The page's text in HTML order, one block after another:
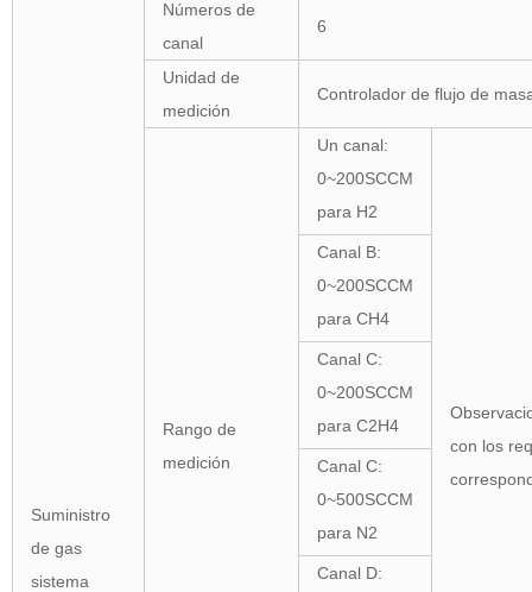
Suministro
de gas
sistema
Números de
canal
6
Unidad de
medición
Controlador de flujo de
Rango de
medición
Un canal:
0~200SCCM
para H2
con los
Canal B:
0~200SCCM
para CH4
Canal C:
0~200SCCM
para C2H4
Canal C:
0~500SCCM
para N2
Canal D: